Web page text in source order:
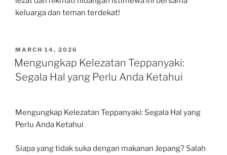
keluarga dan teman terdekat!
POSTED
ON
MARCH 14, 2026
Mengungkap Kelezatan Teppanyaki:
Segala Hal yang Perlu Anda Ketahui
Mengungkap Kelezatan Teppanyaki: Segala Hal yang
Perlu Anda Ketahui
Siapa yang tidak suka dengan makanan Jepang? Salah